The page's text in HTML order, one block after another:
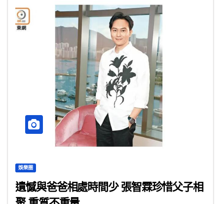
娛樂圈
遺憾與爸爸相處時間少 張智霖珍惜父子相